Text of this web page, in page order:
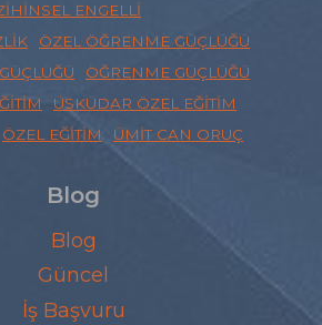
ENGELLI
ÖZEL ÖĞRENME GÜÇLÜĞÜ
ÖĞRENME GÜÇLÜĞÜ
ÜSKÜDAR ÖZEL EĞITIM
ÖZEL EĞITIM ÜMIT CAN ORUÇ
Blog
Blog
Güncel
İş Başvuru